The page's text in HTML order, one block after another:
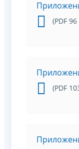
(PDF 96
(PDF